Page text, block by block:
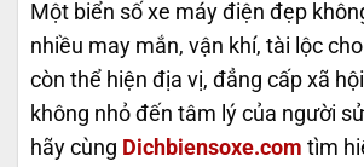
Một biển số xe máy điện đẹp
nhiều may mắn, vận khí, tài lộc
còn thể hiện địa vị, đẳng cấp xã
không nhỏ đến tâm lý của người
hãy cùng Dichbiensoxe.com tìm